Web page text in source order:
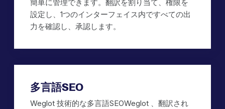
簡単に管理できます。翻訳を割り当て、権限を
設定し、1つのインターフェイス内ですべての出
力を確認し、承認します。
多言語SEO
Weglot 技術的な多言語SEOWeglot 、翻訳され